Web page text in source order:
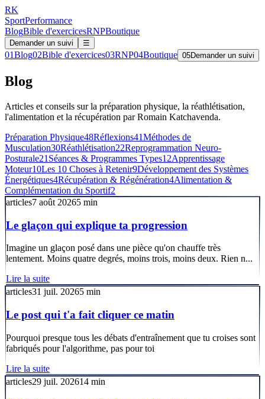
RK
SportPerformance
BlogBible d'exercicesRNPBoutique
Demander un suivi ☰
01Blog02Bible d'exercices03RNP04Boutique 05Demander un suivi
Blog
Articles et conseils sur la préparation physique, la réathlétisation,
l'alimentation et la récupération par Romain Katchavenda.
Préparation Physique48Réflexions41Méthodes de
Musculation30Réathlétisation22Reprogrammation Neuro-
Posturale21 Séances & Programmes Types12Apprentissage
Moteur10Les 10 Choses à Retenir9Développement des Systèmes
Énergétiques4Récupération & Régénération4Alimentation &
Complémentation du Sportif2
articles7 août 20265 min
Le glaçon qui explique ta progression
Imagine un glaçon posé dans une pièce qu'on chauffe très
lentement. Moins quatre degrés, moins trois, moins deux. Rien n...
Lire la suite
articles31 juil. 20265 min
Le post qui t'a fait cliquer ce matin
Pourquoi presque tous les débats d'entraînement que tu croises sont
fabriqués pour l'algorithme, pas pour toi
Lire la suite
articles29 juil. 202614 min